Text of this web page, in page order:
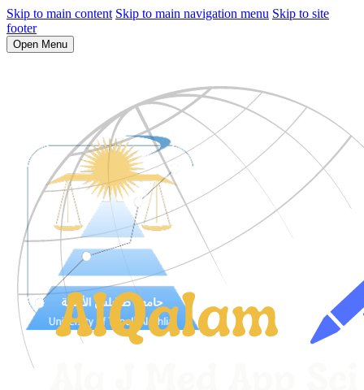
Skip to main content Skip to main navigation menu Skip to site
footer
Open Menu